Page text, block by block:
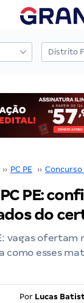
›› PC PE ›› Concurso
PE:
do
vagas
como esses
Por Lucas